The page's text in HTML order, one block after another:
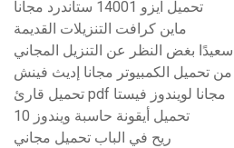
تحميل ايزو 14001 ستاندرد مجانا
ماين كرافت التنزيلات القديمة
بغض النظر عن التنزيل المجاني
تحميل الكمبيوتر مجانا إديث فينش
تحميل قارئ pdf مجانا لويندوز فيستا
تحميل أيقونة حاسبة ويندوز 10
ريح في الباب تحميل مجاني